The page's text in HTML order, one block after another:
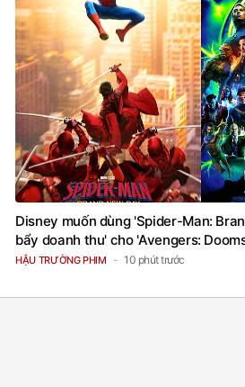
Disney muốn dùng 'Spider-Man:
bẩy doanh thu' cho 'Avengers:
HẬU TRƯỜNG PHIM 10 phút trước